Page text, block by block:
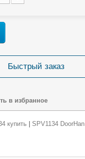
Быстрый заказ
в избранное
купить SPV1134 DoorHan